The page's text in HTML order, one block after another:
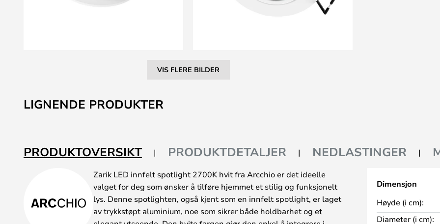
VIS FLERE BILDER
til
begynnelsen
LIGNENDE PRODUKTER
PRODUKTOVERSIKT PRODUKTDETALJER NEDLASTINGER
Zarik LED innfelt spotlight 2700K hvit fra Arcchio er det ideelle
valget for deg som ønsker å tilføre hjemmet et stilig og funksjonelt
lys. Denne spotlighten, også kjent som en innfelt spotlight, er laget
av trykkstøpt aluminium, noe som sikrer både holdbarhet og et
Dimensjon
Høyde (i cm):
Diameter (i cm):